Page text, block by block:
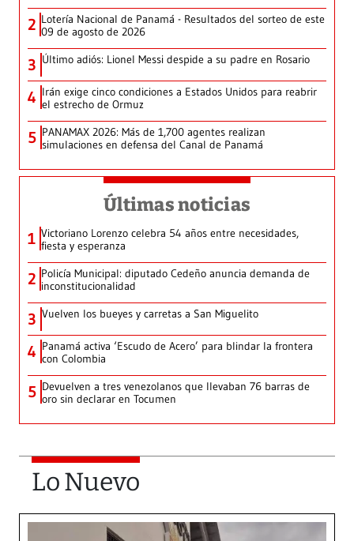
2 Lotería Nacional de Panamá - Resultados del sorteo de este
09 de agosto de 2026
3 Último adiós: Lionel Messi despide a su padre en Rosario
4 Irán exige cinco condiciones a Estados Unidos para reabrir
el estrecho de Ormuz
5 PANAMAX 2026: Más de 1,700 agentes realizan
simulaciones en defensa del Canal de Panamá
Últimas noticias
1 Victoriano Lorenzo celebra 54 años entre necesidades,
fiesta y esperanza
2 Policía Municipal: diputado Cedeño anuncia demanda de
inconstitucionalidad
3 Vuelven los bueyes y carretas a San Miguelito
4 Panamá activa ‘Escudo de Acero’ para blindar la frontera
con Colombia
5 Devuelven a tres venezolanos que llevaban 76 barras de
oro sin declarar en Tocumen
Lo Nuevo